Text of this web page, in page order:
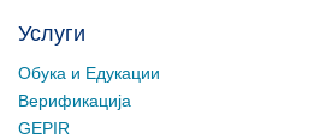
Услуги
Обука и Едукации
Верификација
GEPIR